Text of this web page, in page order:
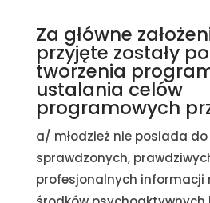
Za główne
przyjęte zostały
tworzenia
ustalania celów
programowych
a/ młodzież nie posiada
sprawdzonych,
profesjonalnych informacji